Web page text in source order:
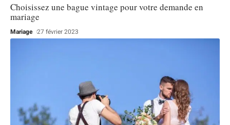
Choisissez une bague vintage pour votre demande en
mariage
Mariage 27 février 2023